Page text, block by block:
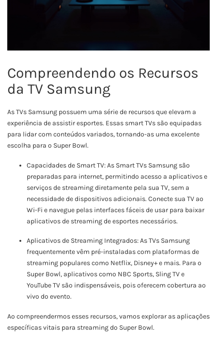
Compreendendo os Recursos
da TV Samsung
As TVs Samsung possuem uma série de recursos que elevam a
experiência de assistir esportes. Essas smart TVs são equipadas
para lidar com conteúdos variados, tornando-as uma excelente
escolha para o Super Bowl.
Capacidades de Smart TV: As Smart TVs Samsung são
preparadas para internet, permitindo acesso a aplicativos e
serviços de streaming diretamente pela sua TV, sem a
necessidade de dispositivos adicionais. Conecte sua TV ao
Wi-Fi e navegue pelas interfaces fáceis de usar para baixar
aplicativos de streaming de esportes necessários.
Aplicativos de Streaming Integrados: As TVs Samsung
frequentemente vêm pré-instaladas com plataformas de
streaming populares como Netflix, Disney+ e mais. Para o
Super Bowl, aplicativos como NBC Sports, Sling TV e
YouTube TV são indispensáveis, pois oferecem cobertura ao
vivo do evento.
Ao compreendermos esses recursos, vamos explorar as aplicações
específicas vitais para streaming do Super Bowl.